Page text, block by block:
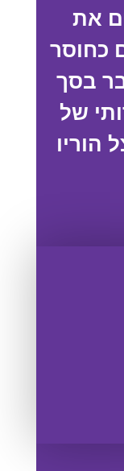
את
כחוסר
בסך
של
הוריו